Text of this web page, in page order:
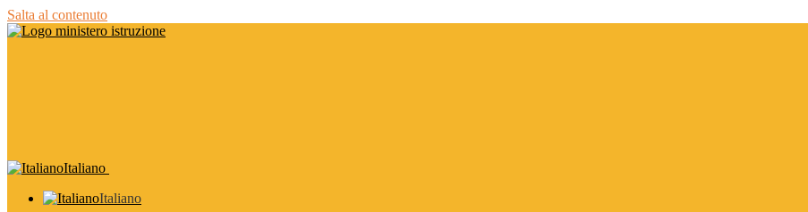
Salta al contenuto
Italiano
Italiano